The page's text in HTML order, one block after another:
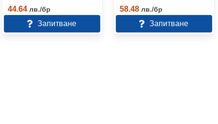
44.64 лв./бр
Запитване
58.48 лв./бр
Запитване